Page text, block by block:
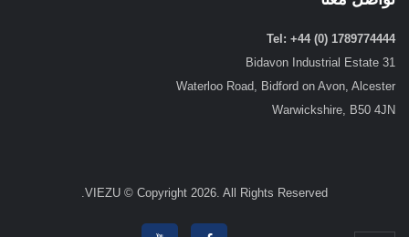
Tel: +44 (0) 1789774444
31 Bidavon Industrial Estate
Waterloo Road, Bidford on Avon, Alcester
Warwickshire, B50 4JN
VIEZU © Copyright 2026. All Rights Reserved.